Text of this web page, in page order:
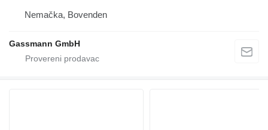
Nemačka, Bovenden
Gassmann GmbH